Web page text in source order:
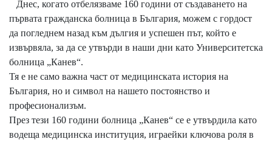
Днес, когато отбелязваме 160 години от създаването на
първата гражданска болница в България, можем с гордост
да погледнем назад към дългия и успешен път, който е
извървяла, за да се утвърди в наши дни като Университетска
болница „Канев“.
Тя е не само важна част от медицинската история на
България, но и символ на нашето постоянство и
професионализъм.
През тези 160 години болница „Канев“ се е утвърдила като
водеща медицинска институция, играейки ключова роля в